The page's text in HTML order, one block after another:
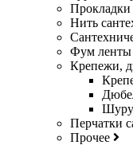
Прокладки
Нить
Фум ленты
Крепежи,
Перчатки
Прочее